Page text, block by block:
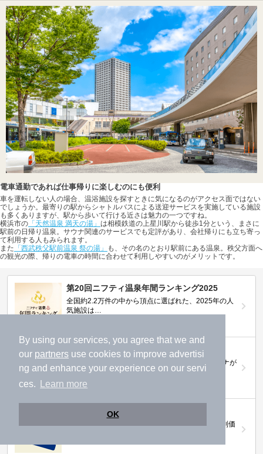
By using our services, you agree that we and
our partners use cookies to improve advertisi
ng and enhance your experience on our servi
ces.
Learn more
OK
電車通勤であれば仕事帰りに楽しむのにも便利
車を運転しない人の場合、温浴施設を探すときに気になるのがアクセス面ではない
でしょうか。最寄りの駅からシャトルバスによる送迎サービスを実施している施設
も多くありますが、駅から歩いて行ける近さは魅力の一つですね。
横浜市の 「天然温泉 満天の湯」 は相模鉄道の上星川駅から徒歩1分という、まさに
駅前の日帰り温泉。サウナ関連のサービスでも定評があり、会社帰りにも立ち寄っ
て利用する人もみられます。
また 「西武秩父駅前温泉 祭の湯」
も、その名のとおり駅前にある温泉。秩父方面へ
の観光の際、帰りの電車の時間に合わせて利用しやすいのがメリットです。
第20回ニフティ温泉年間ランキング2025
全国約2.2万件の中から頂点に選ばれた、2025年の人
気施設は…
ニフティ温泉 サウナランキング2026
おふろ好きユーザーの投票により、全国No.1サウナが
決定！
ニフティ温泉プレミアムクーポン
ノジマモバイル会員向け 通常よりもお得な「特別価